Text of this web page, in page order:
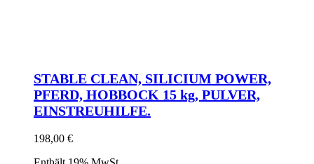
STABLE CLEAN, SILICIUM POWER,
PFERD, HOBBOCK 15 kg, PULVER,
EINSTREUHILFE.
198,00 €